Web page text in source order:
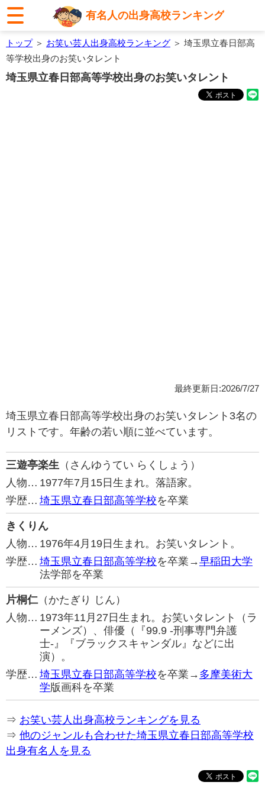
有名人の出身高校ランキング
トップ＞ お笑い芸人出身高校ランキング ＞ 埼玉県立春日部高
等学校出身のお笑いタレント
埼玉県立春日部高等学校出身のお笑いタレント
最終更新日:2026/7/27
埼玉県立春日部高等学校出身のお笑いタレント3名の
リストです。年齢の若い順に並べています。
三遊亭楽生 （さんゆうてい らくしょう）
人物… 1977年7月15日生まれ。落語家。
学歴… 埼玉県立春日部高等学校を卒業
きくりん
人物… 1976年4月19日生まれ。お笑いタレント。
学歴… 埼玉県立春日部高等学校を卒業→早稲田大学
法学部を卒業
片桐仁（かたぎり じん）
人物… 1973年11月27日生まれ。お笑いタレント（ラ
ーメンズ）、俳優（『99.9 -刑事専門弁護
士-』『ブラックスキャンダル』などに出
演）。
学歴… 埼玉県立春日部高等学校を卒業→ 多摩美術大
学版画科を卒業
⇒ お笑い芸人出身高校ランキングを見る
⇒ 他のジャンルも合わせた埼玉県立春日部高等学校
出身有名人を見る